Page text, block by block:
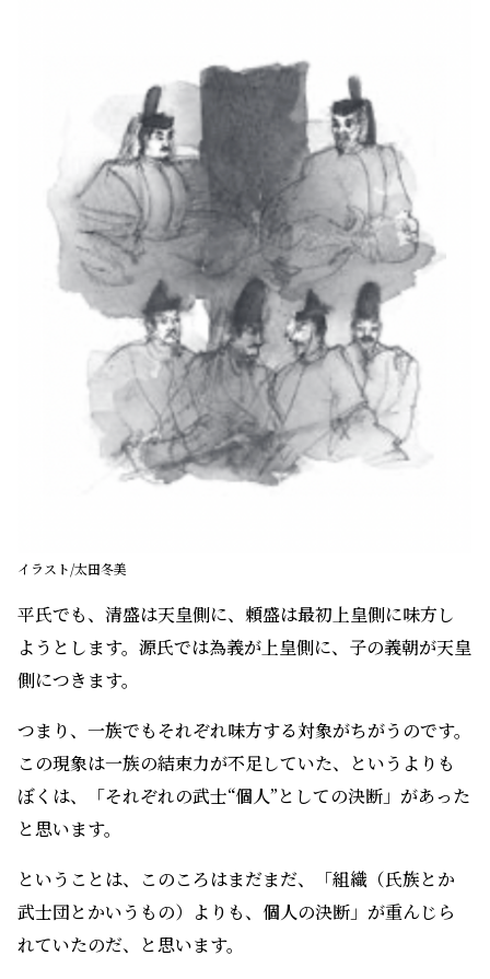
イラスト/太田冬美
平氏でも、清盛は天皇側に、頼盛は最初上皇側に味方し
ようとします。源氏では為義が上皇側に、子の義朝が天皇
側につきます。
つまり、一族でもそれぞれ味方する対象がちがうのです。
この現象は一族の結束力が不足していた、というよりも
ぼくは、「それぞれの武士“個人”としての決断」があった
と思います。
ということは、このころはまだまだ、「組織（氏族とか
武士団とかいうもの）よりも、個人の決断」が重んじら
れていたのだ、と思います。